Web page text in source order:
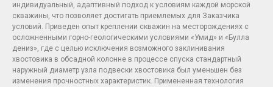
индивидуальный, адаптивный подход к условиям каждой морской
скважины, что позволяет достигать приемлемых для Заказчика
условий. Приведен опыт креплении скважин на месторождениях с
осложненными горно-геологическими условиями «Умид» и «Булла
дениз», где с целью исключения возможного заклинивания
хвостовика в обсадной колонне в процессе спуска стандартный
наружный диаметр узла подвески хвостовика был уменьшен без
изменения прочностных характеристик. Примененная технология